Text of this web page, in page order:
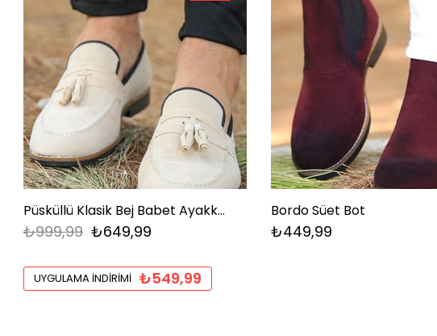
Püsküllü Klasik Bej Babet Ayakkabı
₺649,99
₺999,99
UYGULAMA İNDIRIMI ₺549,99
Bordo Süet Bot
₺449,99